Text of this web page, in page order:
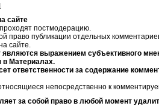
сайте
постмодерацию.
право публикации отдельных
сайте.
выражением субъективного
Материалах.
ответственности за содержание
непосредственно к
за собой право в любой момент